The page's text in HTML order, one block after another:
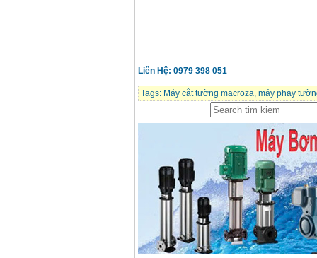
Liên Hệ: 0979 398 051
Tags: Máy cắt tường macroza, máy phay